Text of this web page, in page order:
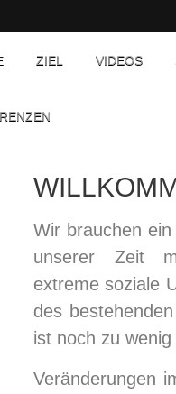
ZIEL VIDEOS
Wir brauchen
unserer Zeit
extreme soziale
des
ist noch zu
Veränderungen